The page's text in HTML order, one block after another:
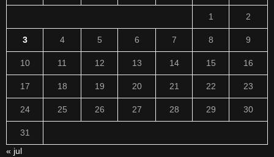
1 2
3 4 5 6 7 8 9
10 11 12 13 14 15 16
17 18 19 20 21 22 23
24 25 26 27 28 29 30
31
« jul